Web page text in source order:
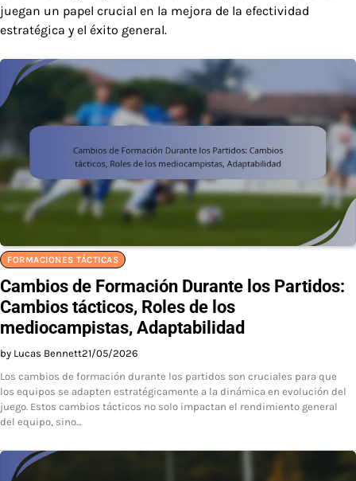
juegan un papel crucial en la mejora de la efectividad
estratégica y el éxito general.
FORMACIONES TÁCTICAS
Cambios de Formación Durante los Partidos:
Cambios tácticos, Roles de los
mediocampistas, Adaptabilidad
by Lucas Bennett21/05/2026
Los cambios de formación durante los partidos son cruciales para que
los equipos se adapten estratégicamente a la dinámica en evolución del
juego. Estos cambios tácticos no solo impactan el rendimiento general
del equipo, sino…